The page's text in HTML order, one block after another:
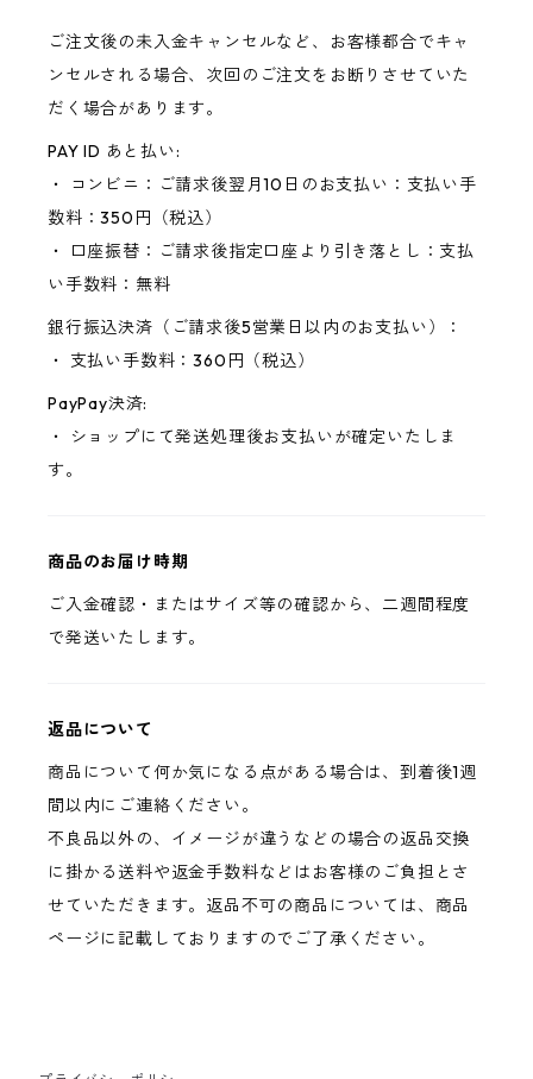
ご注文後の未入金キャンセルなど、お客様都合でキャ
ンセルされる場合、次回のご注文をお断りさせていた
だく場合があります。
PAY ID あと払い:
・ コンビニ：ご請求後翌月10日のお支払い：支払い手
数料：350円（税込）
・ 口座振替：ご請求後指定口座より引き落とし：支払
い手数料：無料
銀行振込決済（ご請求後5営業日以内のお支払い）：
・ 支払い手数料：360円（税込）
PayPay決済:
・ ショップにて発送処理後お支払いが確定いたしま
す。
商品のお届け時期
ご入金確認・またはサイズ等の確認から、二週間程度
で発送いたします。
返品について
商品について何か気になる点がある場合は、到着後1週
間以内にご連絡ください。
不良品以外の、イメージが違うなどの場合の返品交換
に掛かる送料や返金手数料などはお客様のご負担とさ
せていただきます。返品不可の商品については、商品
ページに記載しておりますのでご了承ください。